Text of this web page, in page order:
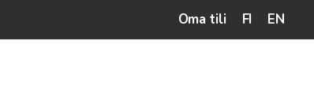
Oma tili FI EN